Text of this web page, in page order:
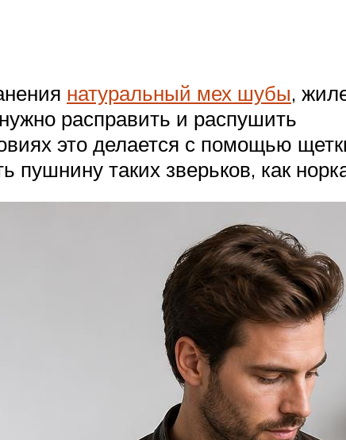
натуральный мех шубы,
расправить и распушить
это делается с помощью
пушнину таких зверьков, как